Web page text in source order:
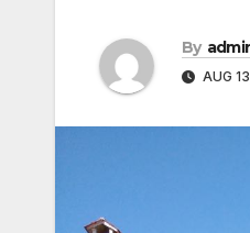
By
AUG